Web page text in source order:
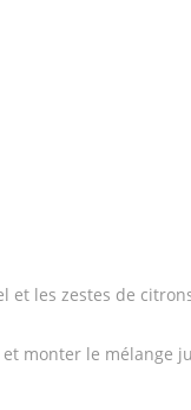
les zestes de citrons
monter le mélange